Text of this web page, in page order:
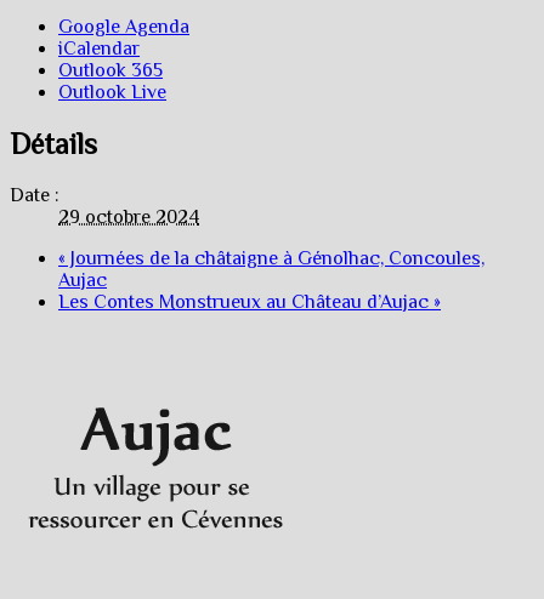
Google Agenda
iCalendar
Outlook 365
Outlook Live
Détails
Date :
29 octobre 2024
« Journées de la châtaigne à Génolhac, Concoules,
Aujac
Les Contes Monstrueux au Château d’Aujac »